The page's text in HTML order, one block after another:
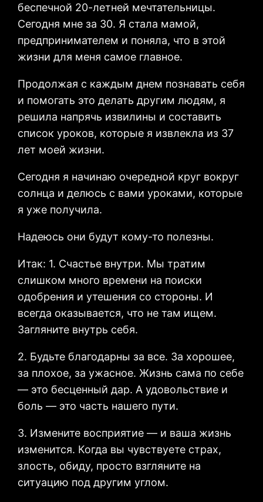
беспечной 20-летней мечтательницы.
Сегодня мне за 30. Я стала мамой,
предпринимателем и поняла, что в этой
жизни для меня самое главное.
Продолжая с каждым днем познавать себя
и помогать это делать другим людям, я
решила напрячь извилины и составить
список уроков, которые я извлекла из 37
лет моей жизни.
Сегодня я начинаю очередной круг вокруг
солнца и делюсь с вами уроками, которые
я уже получила.
Надеюсь они будут кому-то полезны.
Итак: 1. Счастье внутри. Мы тратим
слишком много времени на поиски
одобрения и утешения со стороны. И
всегда оказывается, что не там ищем.
Загляните внутрь себя.
2. Будьте благодарны за все. За хорошее,
за плохое, за ужасное. Жизнь сама по себе
— это бесценный дар. А удовольствие и
боль — это часть нашего пути.
3. Измените восприятие — и ваша жизнь
изменится. Когда вы чувствуете страх,
злость, обиду, просто взгляните на
ситуацию под другим углом.